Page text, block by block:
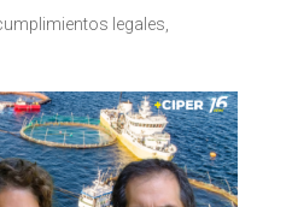
legales